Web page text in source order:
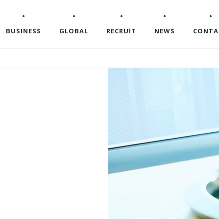
BUSINESS GLOBAL RECRUIT NEWS